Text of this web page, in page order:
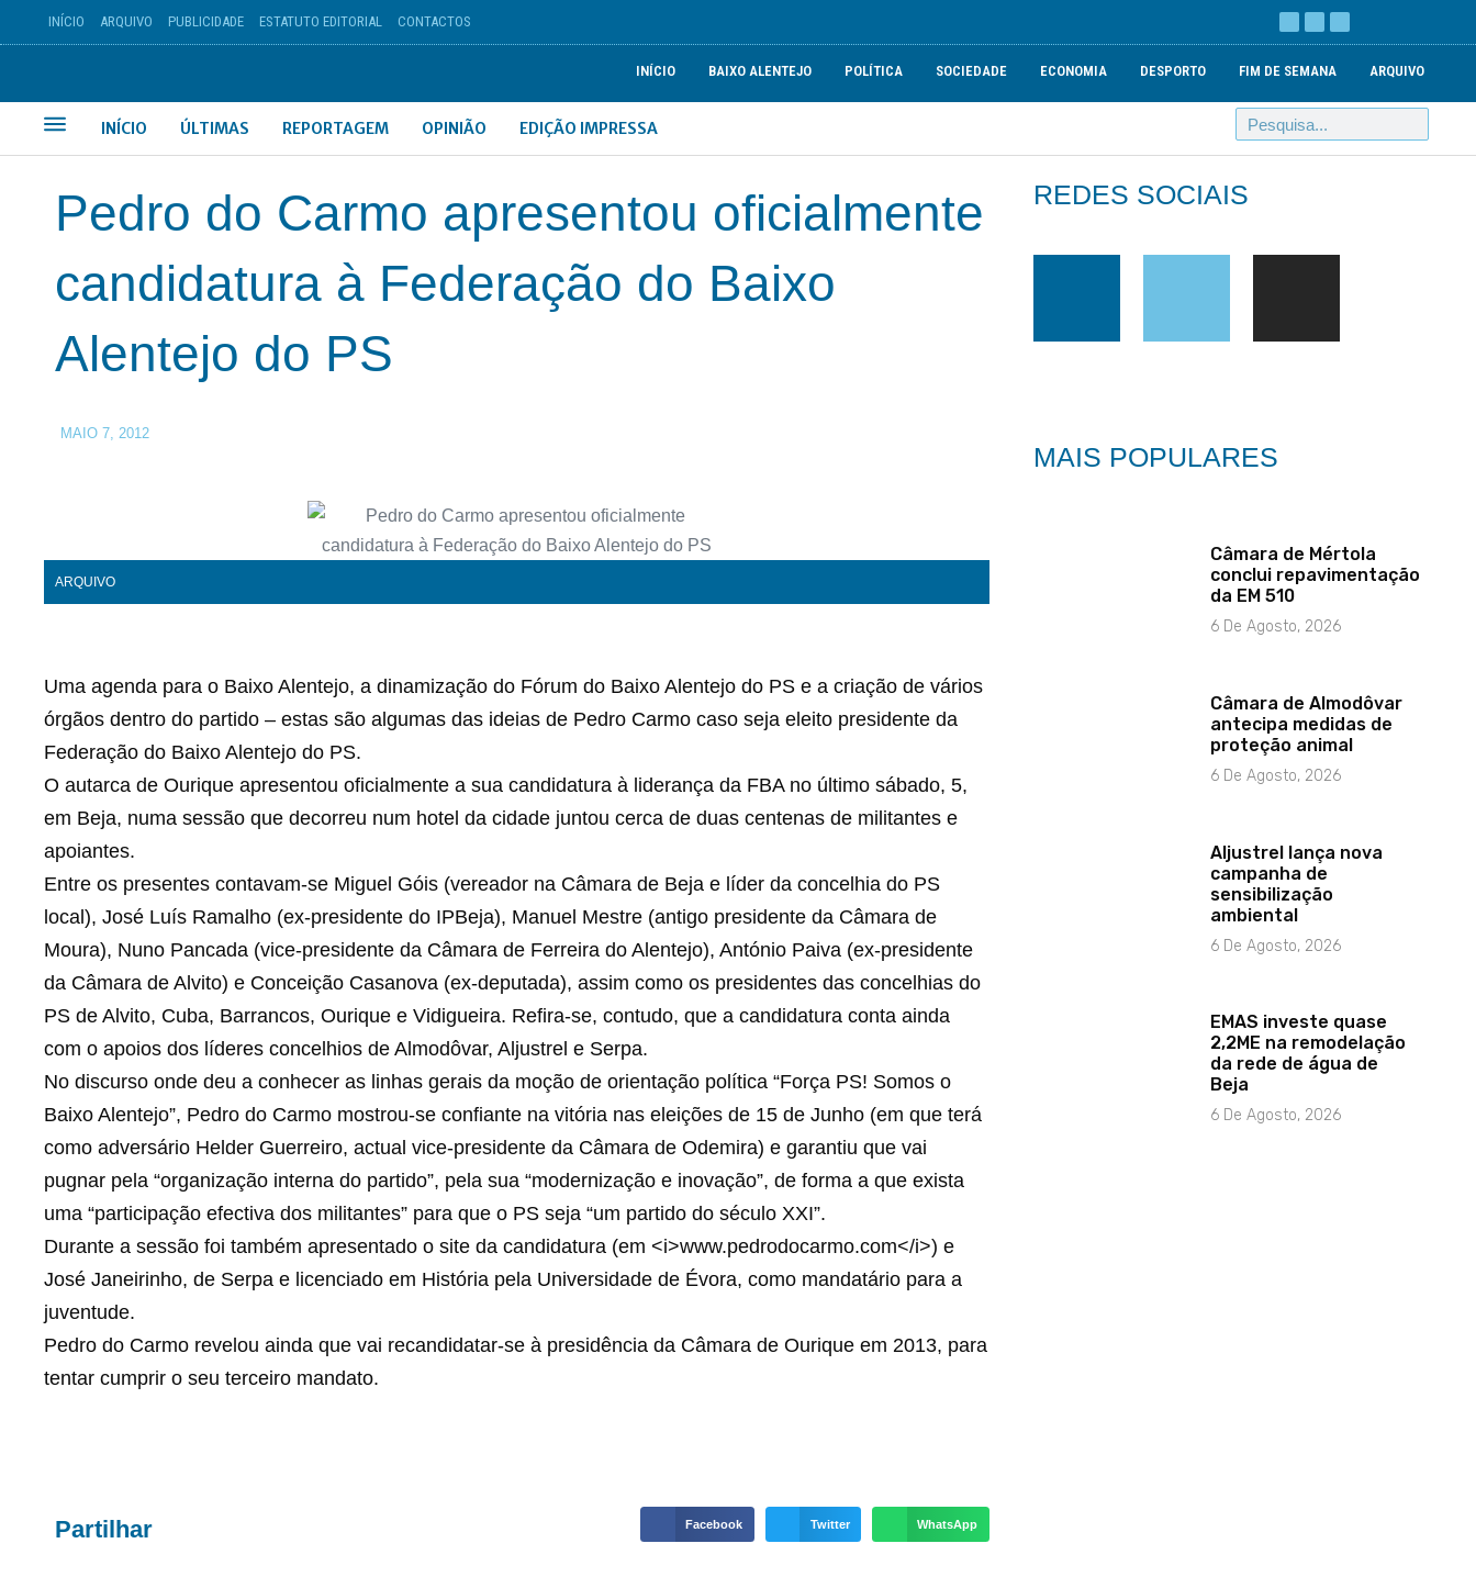
INÍCIO ARQUIVO PUBLICIDADE ESTATUTO EDITORIAL CONTACTOS
INÍCIO BAIXO ALENTEJO POLÍTICA SOCIEDADE ECONOMIA DESPORTO FIM DE SEMANA ARQUIVO
INÍCIO ÚLTIMAS REPORTAGEM OPINIÃO EDIÇÃO IMPRESSA
Pedro do Carmo apresentou oficialmente
candidatura à Federação do Baixo
Alentejo do PS
MAIO 7, 2012
ARQUIVO
Uma agenda para o Baixo Alentejo, a dinamização do Fórum do Baixo Alentejo do PS e a criação de vários
órgãos dentro do partido – estas são algumas das ideias de Pedro Carmo caso seja eleito presidente da
Federação do Baixo Alentejo do PS.
O autarca de Ourique apresentou oficialmente a sua candidatura à liderança da FBA no último sábado, 5,
em Beja, numa sessão que decorreu num hotel da cidade juntou cerca de duas centenas de militantes e
apoiantes.
Entre os presentes contavam-se Miguel Góis (vereador na Câmara de Beja e líder da concelhia do PS
local), José Luís Ramalho (ex-presidente do IPBeja), Manuel Mestre (antigo presidente da Câmara de
Moura), Nuno Pancada (vice-presidente da Câmara de Ferreira do Alentejo), António Paiva (ex-presidente
da Câmara de Alvito) e Conceição Casanova (ex-deputada), assim como os presidentes das concelhias do
PS de Alvito, Cuba, Barrancos, Ourique e Vidigueira. Refira-se, contudo, que a candidatura conta ainda
com o apoios dos líderes concelhios de Almodôvar, Aljustrel e Serpa.
No discurso onde deu a conhecer as linhas gerais da moção de orientação política “Força PS! Somos o
Baixo Alentejo”, Pedro do Carmo mostrou-se confiante na vitória nas eleições de 15 de Junho (em que terá
como adversário Helder Guerreiro, actual vice-presidente da Câmara de Odemira) e garantiu que vai
pugnar pela “organização interna do partido”, pela sua “modernização e inovação”, de forma a que exista
uma “participação efectiva dos militantes” para que o PS seja “um partido do século XXI”.
Durante a sessão foi também apresentado o site da candidatura (em <i>www.pedrodocarmo.com</i>) e
José Janeirinho, de Serpa e licenciado em História pela Universidade de Évora, como mandatário para a
juventude.
Pedro do Carmo revelou ainda que vai recandidatar-se à presidência da Câmara de Ourique em 2013, para
tentar cumprir o seu terceiro mandato.
Partilhar Facebook Twitter WhatsApp
REDES SOCIAIS
MAIS POPULARES
Câmara de Mértola
conclui repavimentação
da EM 510
6 De Agosto, 2026
Câmara de Almodôvar
antecipa medidas de
proteção animal
6 De Agosto, 2026
Aljustrel lança nova
campanha de
sensibilização
ambiental
6 De Agosto, 2026
EMAS investe quase
2,2ME na remodelação
da rede de água de
Beja
6 De Agosto, 2026